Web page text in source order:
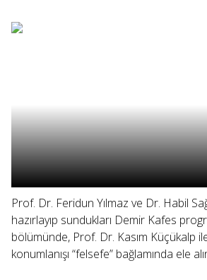
Prof. Dr. Feridun Yılmaz ve Dr. Habil
hazırlayıp sundukları Demir Kafes
bölümünde, Prof. Dr. Kasım Küçükalp
konumlanışı “felsefe” bağlamında ele